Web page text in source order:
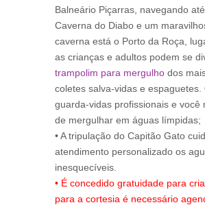
Balneário Piçarras, navegando
Caverna do Diabo e um
caverna está o Porto da Roça,
as crianças e adultos podem se
trampolim para mergulhodos
coletes salva-vidas e
guarda-vidas profissionais e
de mergulhar em águas límpidas;
• A tripulação do Capitão Gato
atendimento personalizado os
• É concedido gratuidade para
para a cortesia é necessário